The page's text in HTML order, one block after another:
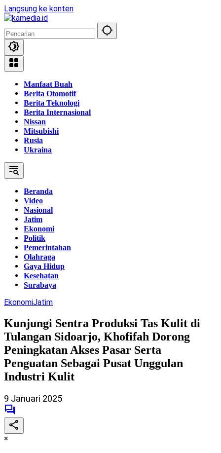
Langsung ke konten
Manfaat Buah
Berita Otomotif
Berita Teknologi
Berita Internasional
Nissan
Mitsubishi
Rusia
Ukraina
Beranda
Video
Nasional
Jatim
Ekonomi
Politik
Pemerintahan
Olahraga
Gaya Hidup
Kesehatan
Surabaya
EkonomiJatim
Kunjungi Sentra Produksi Tas Kulit di
Tulangan Sidoarjo, Khofifah Dorong
Peningkatan Akses Pasar Serta
Penguatan Sebagai Pusat Unggulan
Industri Kulit
9 Januari 2025
×